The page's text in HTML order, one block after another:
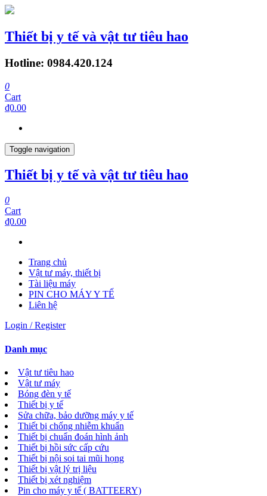
Thiết bị y tế và vật tư tiêu hao
Hotline: 0984.420.124
0
Cart
₫0.00
Toggle navigation
Thiết bị y tế và vật tư tiêu hao
0
Cart
₫0.00
Trang chủ
Vật tư máy, thiết bị
Tài liệu máy
PIN CHO MÁY Y TẾ
Liên hệ
Login / Register
Danh mục
Vật tư tiêu hao
Vật tư máy
Bóng đèn y tế
Thiết bị y tế
Sửa chữa, bảo dưỡng máy y tế
Thiết bị chống nhiễm khuẩn
Thiết bị chuẩn đoán hình ảnh
Thiết bị hồi sức cấp cứu
Thiết bị nội soi tai mũi họng
Thiết bị vật lý trị liệu
Thiết bị xét nghiệm
Pin cho máy y tế ( BATTEERY)